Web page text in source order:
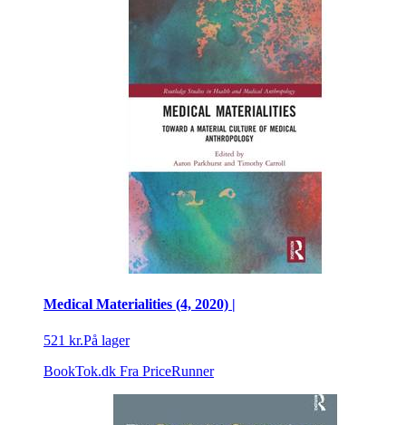
Medical Materialities (4, 2020) |
521 kr.På lager
BookTok.dk Fra PriceRunner